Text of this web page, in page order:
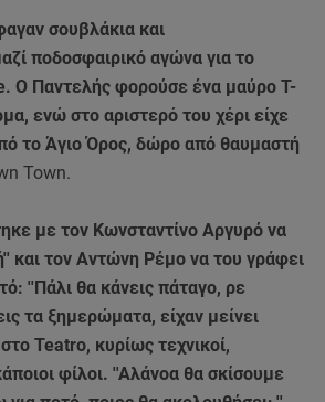
σουβλάκια και
ποδοσφαιρικό αγώνα για το
Ο Παντελής φορούσε ένα μαύρο T-
ενώ στο αριστερό του χέρι είχε
το Άγιο Όρος, δώρο από θαυμαστή
Town.
με τον Κωνσταντίνο Αργυρό να
και τον Αντώνη Ρέμο να του γράφει
''Πάλι θα κάνεις πάταγο, ρε
τα ξημερώματα, είχαν μείνει
Teatro, κυρίως τεχνικοί,
φίλοι. ''Αλάνοα θα σκίσουμε